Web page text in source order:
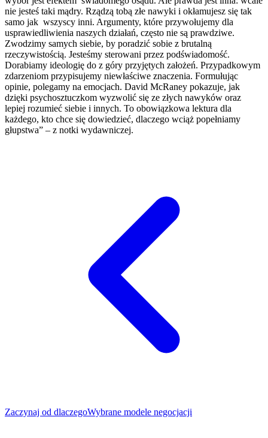
nie jesteś taki mądry. Rządzą tobą złe nawyki i okłamujesz się tak
samo jak wszyscy inni. Argumenty, które przywołujemy dla
usprawiedliwienia naszych działań, często nie są prawdziwe.
Zwodzimy samych siebie, by poradzić sobie z brutalną
rzeczywistością. Jesteśmy sterowani przez podświadomość.
Dorabiamy ideologię do z góry przyjętych założeń. Przypadkowym
zdarzeniom przypisujemy niewłaściwe znaczenia. Formułując
opinie, polegamy na emocjach. David McRaney pokazuje, jak
dzięki psychosztuczkom wyzwolić się ze złych nawyków oraz
lepiej rozumieć siebie i innych. To obowiązkowa lektura dla
każdego, kto chce się dowiedzieć, dlaczego wciąż popełniamy
głupstwa” – z notki wydawniczej.
Zaczynaj od dlaczegoWybrane modele negocjacji